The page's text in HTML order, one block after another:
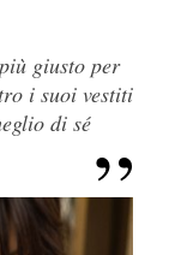
giusto per
i suoi vestiti
di sé